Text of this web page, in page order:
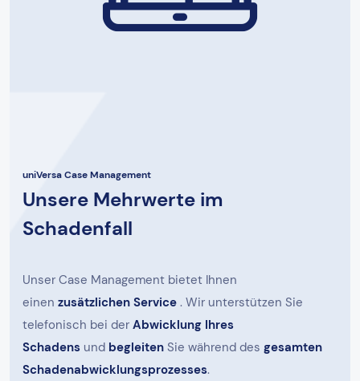
uniVersa Case Management
Unsere Mehrwerte im
Schadenfall
Unser Case Management bietet Ihnen
einen zusätzlichen Service . Wir unterstützen Sie
telefonisch bei der Abwicklung Ihres
Schadens und begleiten Sie während des gesamten
Schadenabwicklungsprozesses.